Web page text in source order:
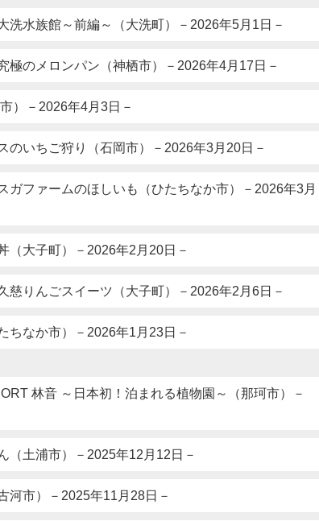
洗水族館～前編～（大洗町）－2026年5月1日－
極のメロンパン（神栖市）－2026年4月17日－
）－2026年4月3日－
のいちご狩り（石岡市）－2026年3月20日－
ガファームのほしいも（ひたちなか市）－2026年3月
（大子町）－2026年2月20日－
慈りんごスイーツ（大子町）－2026年2月6日－
ちなか市）－2026年1月23日－
林音 ～日本初！泊まれる植物園～（那珂市）－
（土浦市）－2025年12月12日－
河市）－2025年11月28日－